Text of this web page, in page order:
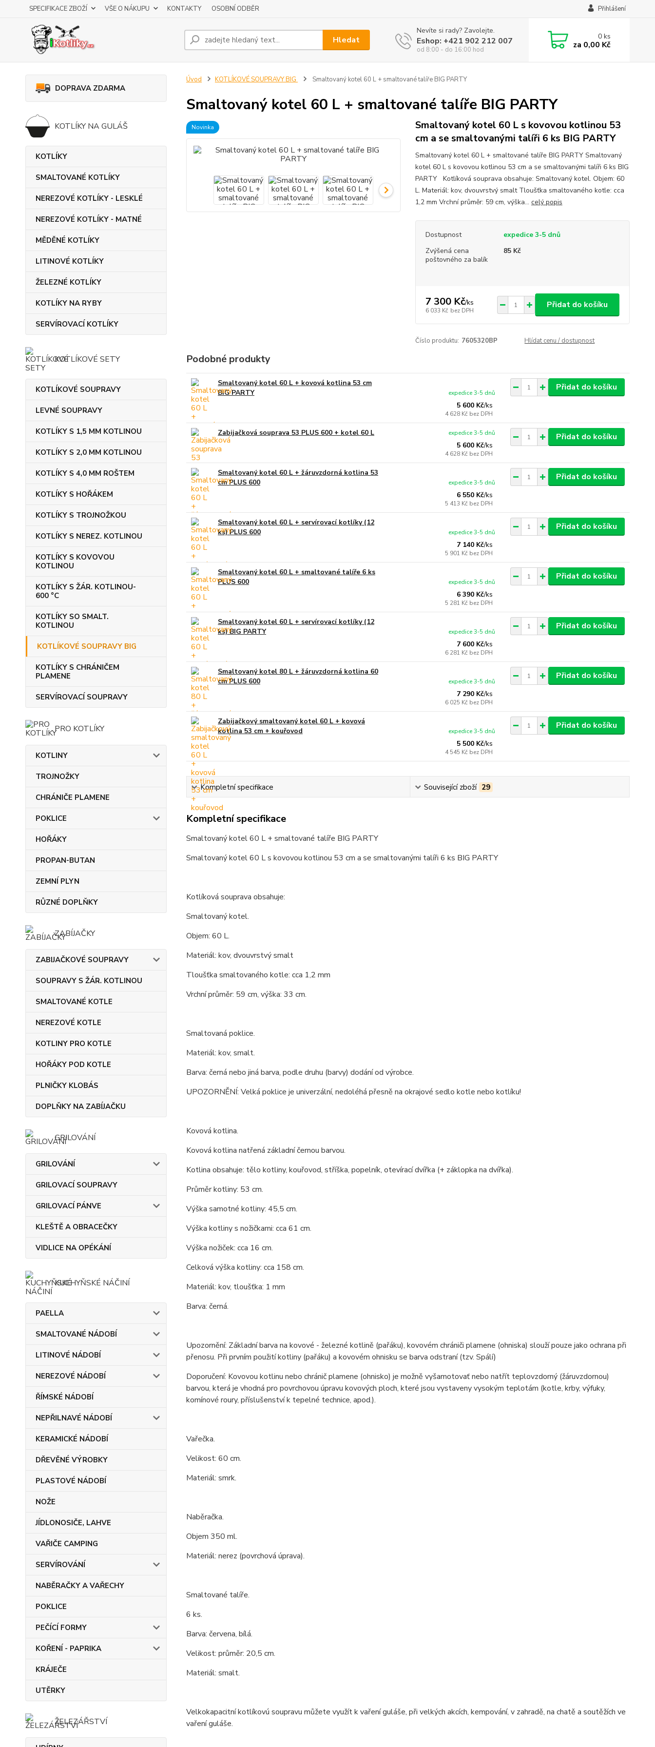
SPECIFIKACE ZBOŽÍ VŠE O NÁKUPU KONTAKTY OSOBNÍ ODBĚR Přihlášení
Hledat
Nevíte si rady? Zavolejte.
Eshop: +421 902 212 007
od 8:00 - do 16:00 hod
0ks
za 0,00 Kč
DOPRAVA ZDARMA
KOTLÍKY NA GULÁŠ
KOTLÍKY
SMALTOVANÉ KOTLÍKY
NEREZOVÉ KOTLÍKY - LESKLÉ
NEREZOVÉ KOTLÍKY - MATNÉ
MĚDĚNÉ KOTLÍKY
LITINOVÉ KOTLÍKY
ŽELEZNÉ KOTLÍKY
KOTLÍKY NA RYBY
SERVÍROVACÍ KOTLÍKY
KOTLÍKOVÉ SETY
KOTLÍKOVÉ SOUPRAVY
LEVNÉ SOUPRAVY
KOTLÍKY S 1,5 MM KOTLINOU
KOTLÍKY S 2,0 MM KOTLINOU
KOTLÍKY S 4,0 MM ROŠTEM
KOTLÍKY S HOŘÁKEM
KOTLÍKY S TROJNOŽKOU
KOTLÍKY S NEREZ. KOTLINOU
KOTLÍKY S KOVOVOU
KOTLINOU
KOTLÍKY S ŽÁR. KOTLINOU-
600 °C
KOTLÍKY SO SMALT.
KOTLINOU
KOTLÍKOVÉ SOUPRAVY BIG
KOTLÍKY S CHRÁNIČEM
PLAMENE
SERVÍROVACÍ SOUPRAVY
PRO KOTLÍKY
KOTLINY
TROJNOŽKY
CHRÁNIČE PLAMENE
POKLICE
HOŘÁKY
PROPAN-BUTAN
ZEMNÍ PLYN
RŮZNÉ DOPLŇKY
ZABÍJAČKY
ZABIJAČKOVÉ SOUPRAVY
SOUPRAVY S ŽÁR. KOTLINOU
SMALTOVANÉ KOTLE
NEREZOVÉ KOTLE
KOTLINY PRO KOTLE
HOŘÁKY POD KOTLE
PLNIČKY KLOBÁS
DOPLŇKY NA ZABÍJAČKU
GRILOVÁNÍ
GRILOVÁNÍ
GRILOVACÍ SOUPRAVY
GRILOVACÍ PÁNVE
KLEŠTĚ A OBRACEČKY
VIDLICE NA OPÉKÁNÍ
KUCHYŇSKÉ NÁČINÍ
PAELLA
SMALTOVANÉ NÁDOBÍ
LITINOVÉ NÁDOBÍ
NEREZOVÉ NÁDOBÍ
ŘÍMSKÉ NÁDOBÍ
NEPŘILNAVÉ NÁDOBÍ
KERAMICKÉ NÁDOBÍ
DŘEVĚNÉ VÝROBKY
PLASTOVÉ NÁDOBÍ
NOŽE
JÍDLONOSIČE, LAHVE
VAŘIČE CAMPING
SERVÍROVÁNÍ
NABĚRAČKY A VAŘECHY
POKLICE
PEČÍCÍ FORMY
KOŘENÍ - PAPRIKA
KRÁJEČE
UTĚRKY
ŽELEZÁŘSTVÍ
Úvod KOTLÍKOVÉ SOUPRAVY BIG Smaltovaný kotel 60 L + smaltované talíře BIG PARTY
Smaltovaný kotel 60 L + smaltované talíře BIG PARTY
Novinka
Smaltovaný kotel 60 L s kovovou kotlinou 53
cm a se smaltovanými talíři 6 ks BIG PARTY
Smaltovaný kotel 60 L + smaltované talíře BIG PARTY Smaltovaný
kotel 60 L s kovovou kotlinou 53 cm a se smaltovanými talíři 6 ks BIG
PARTY Kotlíková souprava obsahuje: Smaltovaný kotel. Objem: 60
L. Materiál: kov, dvouvrstvý smalt Tloušťka smaltovaného kotle: cca
1,2 mm Vrchní průměr: 59 cm, výška... celý popis
Dostupnost
expedice 3-5 dnů
Zvýšená cena
poštovného za balík
85 Kč
7 300 Kč/ks
6 033 Kč bez DPH
Přidat do košíku
Číslo produktu: 7605320BP Hlídat cenu / dostupnost
Podobné produkty
Smaltovaný kotel 60 L + kovová kotlina 53 cm
BIG PARTY
5 600 Kč/ks
4 628 Kč bez DPH
expedice 3-5 dnů
Přidat do košíku
Zabijačková souprava 53 PLUS 600 + kotel 60 L
5 600 Kč/ks
4 628 Kč bez DPH
expedice 3-5 dnů Přidat do košíku
Smaltovaný kotel 60 L + žáruvzdorná kotlina 53
cm PLUS 600
6 550 Kč/ks
5 413 Kč bez DPH
expedice 3-5 dnů
Přidat do košíku
Smaltovaný kotel 60 L + servírovací kotlíky (12
ks) PLUS 600
7 140 Kč/ks
5 901 Kč bez DPH
expedice 3-5 dnů
Přidat do košíku
Smaltovaný kotel 60 L + smaltované talíře 6 ks
PLUS 600
6 390 Kč/ks
5 281 Kč bez DPH
expedice 3-5 dnů
Přidat do košíku
Smaltovaný kotel 60 L + servírovací kotlíky (12
ks) BIG PARTY
7 600 Kč/ks
6 281 Kč bez DPH
expedice 3-5 dnů
Přidat do košíku
Smaltovaný kotel 80 L + žáruvzdorná kotlina 60
cm PLUS 600
7 290 Kč/ks
6 025 Kč bez DPH
expedice 3-5 dnů
Přidat do košíku
Zabijačkový smaltovaný kotel 60 L + kovová
kotlina 53 cm + kouřovod
5 500 Kč/ks
4 545 Kč bez DPH
expedice 3-5 dnů
Přidat do košíku
Kompletní specifikace Související zboží 29
Kompletní specifikace
Smaltovaný kotel 60 L + smaltované talíře BIG PARTY
Smaltovaný kotel 60 L s kovovou kotlinou 53 cm a se smaltovanými talíři 6 ks BIG PARTY
Kotlíková souprava obsahuje:
Smaltovaný kotel.
Objem: 60 L.
Materiál: kov, dvouvrstvý smalt
Tloušťka smaltovaného kotle: cca 1,2 mm
Vrchní průměr: 59 cm, výška: 33 cm.
Smaltovaná poklice.
Materiál: kov, smalt.
Barva: černá nebo jiná barva, podle druhu (barvy) dodání od výrobce.
UPOZORNĚNÍ: Velká poklice je univerzální, nedoléhá přesně na okrajové sedlo kotle nebo kotlíku!
Kovová kotlina.
Kovová kotlina natřená základní černou barvou.
Kotlina obsahuje: tělo kotliny, kouřovod, stříška, popelník, otevírací dvířka (+ záklopka na dvířka).
Průměr kotliny: 53 cm.
Výška samotné kotliny: 45,5 cm.
Výška kotliny s nožičkami: cca 61 cm.
Výška nožiček: cca 16 cm.
Celková výška kotliny: cca 158 cm.
Materiál: kov, tloušťka: 1 mm
Barva: černá.
Upozornění: Základní barva na kovové - železné kotlině (pařáku), kovovém chrániči plamene (ohniska) slouží pouze jako ochrana při
přenosu. Při prvním použití kotliny (pařáku) a kovovém ohnisku se barva odstraní (tzv. Spálí)
Doporučení: Kovovou kotlinu nebo chránič plamene (ohnisko) je možně vyšamotovať nebo natřít teplovzdorný (žáruvzdornou)
barvou, která je vhodná pro povrchovou úpravu kovových ploch, které jsou vystaveny vysokým teplotám (kotle, krby, výfuky,
komínové roury, příslušenství k tepelné technice, apod.).
Vařečka.
Velikost: 60 cm.
Materiál: smrk.
Naběračka.
Objem 350 ml.
Materiál: nerez (povrchová úprava).
Smaltované talíře.
6 ks.
Barva: červena, bílá.
Velikost: průměr: 20,5 cm.
Materiál: smalt.
Velkokapacitní kotlíkovú soupravu můžete využít k vaření guláše, při velkých akcích, kempování, v zahradě, na chatě a soutěžích ve
vaření guláše.